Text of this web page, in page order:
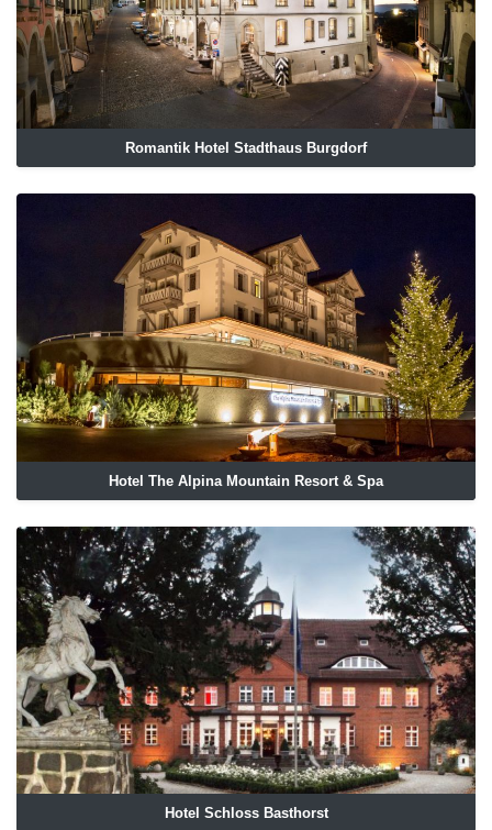
Romantik Hotel Stadthaus Burgdorf
Hotel The Alpina Mountain Resort & Spa
Hotel Schloss Basthorst